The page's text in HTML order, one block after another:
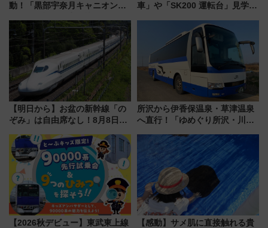
動！「黒部宇奈月キャニオンル
ジ」がオープン
車」や「SK200 運転台」見学ツ
トの一環で激レア体験できちゃ
うかも 参加方法やスケジュール
をご紹介
【明日から】お盆の新幹線「の
ぞみ」は自由席なし！8月8日午
せば空きが見つかることも 混
雑避ける「空席」探しのコツ
所沢から伊香保温泉・草津温泉
へ直行！「ゆめぐり所沢・川越
軽に 運行ダイヤ・運賃を解説
【2026秋デビュー】東武東上線
【感動】サメ肌に直接触れる貴